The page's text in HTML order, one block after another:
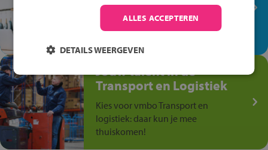
Ontdek via het vmbo jouw talent
op de winkelvloer, waar elke dag
Jouw talent in de
Transport en Logistiek
Kies voor vmbo Transport en
logistiek: daar kun je mee
thuiskomen!
ALLES ACCEPTEREN
DETAILS WEERGEVEN